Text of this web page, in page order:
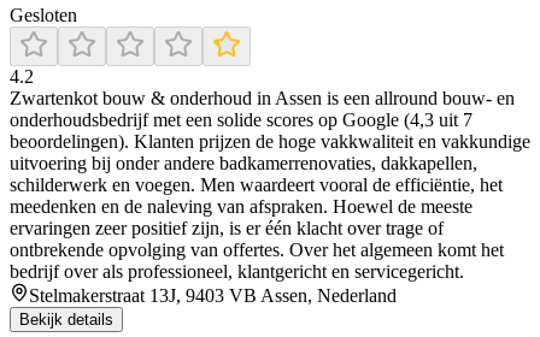
Gesloten
4.2
Zwartenkot bouw & onderhoud in Assen is een allround bouw- en
onderhoudsbedrijf met een solide scores op Google (4,3 uit 7
beoordelingen). Klanten prijzen de hoge vakkwaliteit en vakkundige
uitvoering bij onder andere badkamerrenovaties, dakkapellen,
schilderwerk en voegen. Men waardeert vooral de efficiëntie, het
meedenken en de naleving van afspraken. Hoewel de meeste
ervaringen zeer positief zijn, is er één klacht over trage of
ontbrekende opvolging van offertes. Over het algemeen komt het
bedrijf over als professioneel, klantgericht en servicegericht.
Stelmakerstraat 13J, 9403 VB Assen, Nederland
Bekijk details